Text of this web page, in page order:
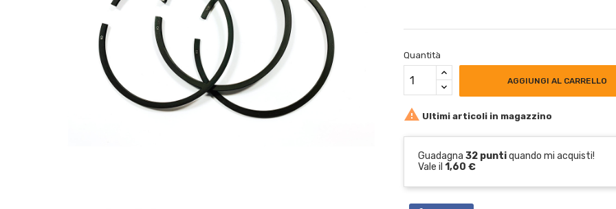
Quantità
AGGIUNGI AL CARRELLO
 Ultimi articoli in magazzino
Guadagna 32 puntiquando mi acquisti!
Vale il 1,60 €